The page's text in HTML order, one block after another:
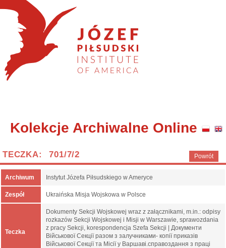
Kolekcje Archiwalne Online
Powrót
TECZKA: 701/7/2
Archiwum Instytut Józefa Piłsudskiego w Ameryce
Zespół Ukraińska Misja Wojskowa w Polsce
Teczka
Dokumenty Sekcji Wojskowej wraz z załącznikami, m.in.: odpisy
rozkazów Sekcji Wojskowej i Misji w Warszawie, sprawozdania
z pracy Sekcji, korespondencja Szefa Sekcji | Документи
Військової Секції разом з залучниками- копії приказів
Військової Секції та Місії у Варшаві.справоздання з праці